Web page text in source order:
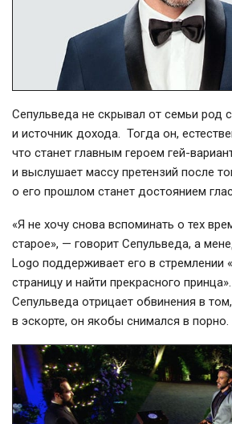
Сепульведа не скрывал от семьи род
и источник дохода. Тогда он,
что станет главным героем гей-
и выслушает массу претензий после
о его прошлом станет достоянием
«Я не хочу снова вспоминать о тех
старое», — говорит Сепульведа, а
Logo поддерживает его в стремлении
страницу и найти прекрасного
Сепульведа отрицает обвинения в
в эскорте, он якобы снимался в порно.